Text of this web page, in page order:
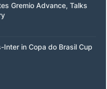
Gremio Advance, Talks
Inter in Copa do Brasil Cup